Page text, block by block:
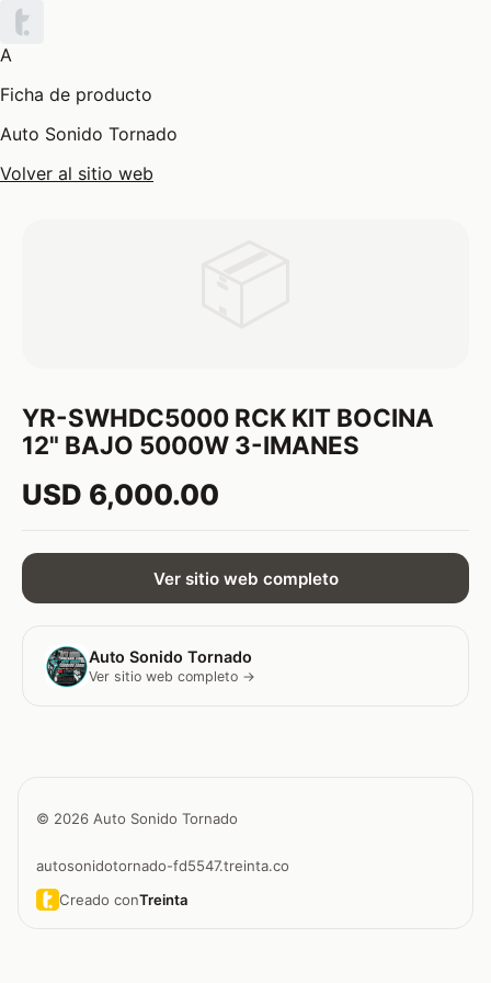
A
Ficha de producto
Auto Sonido Tornado
Volver al sitio web
YR-SWHDC5000 RCK KIT BOCINA
12" BAJO 5000W 3-IMANES
USD 6,000.00
Ver sitio web completo
Auto Sonido Tornado
Ver sitio web completo →
© 2026 Auto Sonido Tornado
autosonidotornado-fd5547.treinta.co
Creado conTreinta